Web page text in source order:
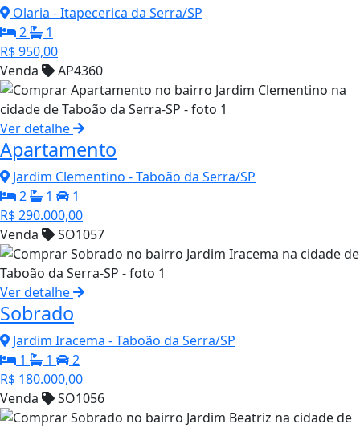
Olaria - Itapecerica da Serra/SP
2
1
R$ 950,00
Venda
AP4360
Ver detalhe
Apartamento
Jardim Clementino - Taboão da Serra/SP
2
1
1
R$ 290.000,00
Venda
SO1057
Ver detalhe
Sobrado
Jardim Iracema - Taboão da Serra/SP
1
1
2
R$ 180.000,00
Venda
SO1056